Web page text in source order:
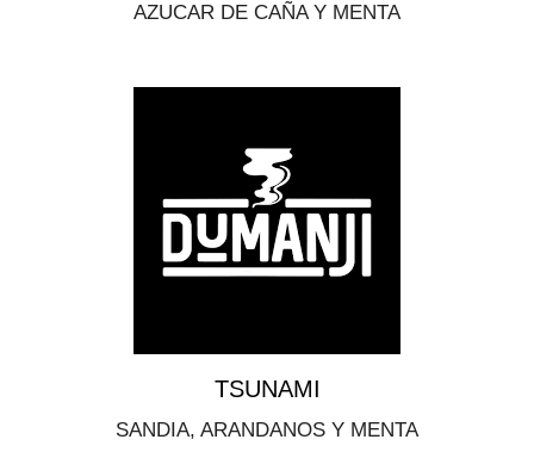
AZUCAR DE CAÑA Y MENTA
TSUNAMI
SANDIA, ARANDANOS Y MENTA